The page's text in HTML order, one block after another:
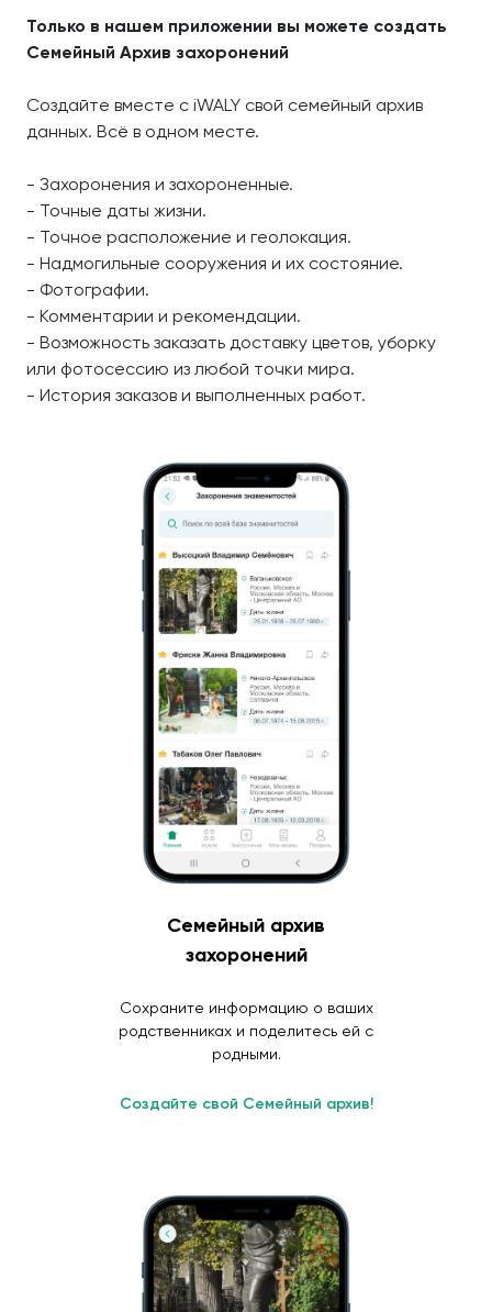
Только в нашем приложении вы можете создать
Семейный Архив захоронений
Создайте вместе с iWALY свой семейный архив
данных. Всё в одном месте.
- Захоронения и захороненные.
- Точные даты жизни.
- Точное расположение и геолокация.
- Надмогильные сооружения и их состояние.
- Фотографии.
- Комментарии и рекомендации.
- Возможность заказать доставку цветов, уборку
или фотосессию из любой точки мира.
- История заказов и выполненных работ.
Семейный архив
захоронений
Сохраните информацию о ваших
родственниках и поделитесь ей с
родными.
Создайте свой Семейный архив!